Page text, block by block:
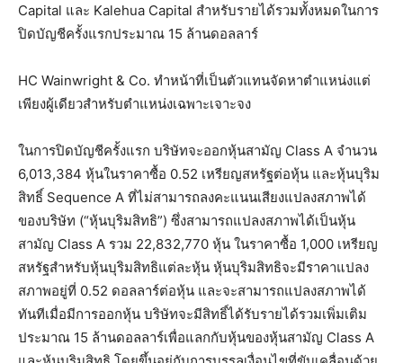
Capital และ Kalehua Capital สำหรับรายได้รวมทั้งหมดในการ
ปิดบัญชีครั้งแรกประมาณ 15 ล้านดอลลาร์
HC Wainwright & Co. ทำหน้าที่เป็นตัวแทนจัดหาตำแหน่งแต่
เพียงผู้เดียวสำหรับตำแหน่งเฉพาะเจาะจง
ในการปิดบัญชีครั้งแรก บริษัทจะออกหุ้นสามัญ Class A จำนวน
6,013,384 หุ้นในราคาซื้อ 0.52 เหรียญสหรัฐต่อหุ้น และหุ้นบุริม
สิทธิ์ Sequence A ที่ไม่สามารถลงคะแนนเสียงแปลงสภาพได้
ของบริษัท (“หุ้นบุริมสิทธิ”) ซึ่งสามารถแปลงสภาพได้เป็นหุ้น
สามัญ Class A รวม 22,832,770 หุ้น ในราคาซื้อ 1,000 เหรียญ
สหรัฐสำหรับหุ้นบุริมสิทธิแต่ละหุ้น หุ้นบุริมสิทธิจะมีราคาแปลง
สภาพอยู่ที่ 0.52 ดอลลาร์ต่อหุ้น และจะสามารถแปลงสภาพได้
ทันทีเมื่อมีการออกหุ้น บริษัทจะมีสิทธิ์ได้รับรายได้รวมเพิ่มเติม
ประมาณ 15 ล้านดอลลาร์เพื่อแลกกับหุ้นของหุ้นสามัญ Class A